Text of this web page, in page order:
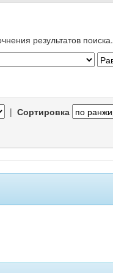
результатов поиска.
| Сортировка